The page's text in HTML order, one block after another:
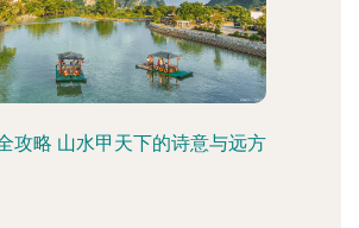
攻略 山水甲天下的诗意与远方